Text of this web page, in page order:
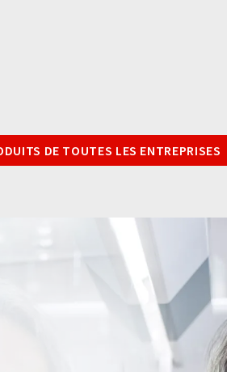
DE TOUTES LES ENTREPRISES